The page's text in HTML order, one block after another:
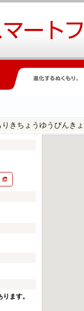
りきちょうゆうびんき
ます。